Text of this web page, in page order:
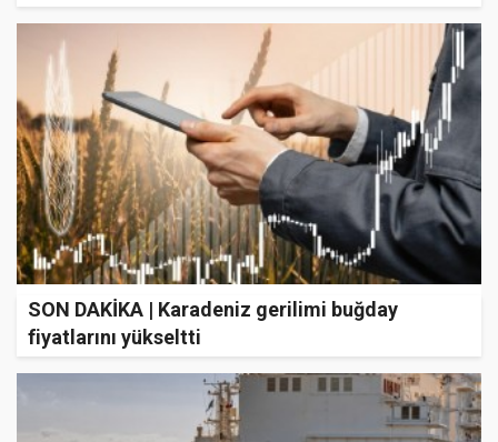
SON DAKİKA | Karadeniz gerilimi buğday
fiyatlarını yükseltti